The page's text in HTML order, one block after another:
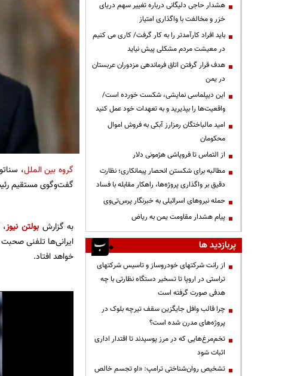
گروه بین الملل،
گفت‌وگوی مستقیم
به گزارشبولتن نیوز
ایرانی‌ها تلفنی
خواهد افتاد.
هشدار حاجی دلیگانی درباره تغییر سهم دریای
خزر و مخالفت با واگذاری امتیاز
باید افراد کارآمدتر را به کار گرفت/ کاری می کنیم
در معیشت مردم مشکلی پیش نیاید
هدف قرار گرفتن اتاق‌ فرماندهی مزدوران عربستان
در یمن
این دیپلماسی نمایشی، شکست خورده است/
واقعیت‌ها را بپذیرید و به تعهدات خود عمل کنید
امید مالباختگان رمزارز آبکی به فروش اموال
محکومان
از التماس تا فروپاشی هژمونی دلار
مطالبه برای شکستن انحصار پیمانکاری؛ نظارت
دقیق بر واگذاری پروژه‌ها، راهکار مقابله با فساد
حمله نیروهای اسرائیلی به خبرنگار پرس‌تی‌وی
پیام هشدار مقاومت یمن به ریاض
پربازدید ها
از رانت‌ شرکتهای خودروساز و تاسیس شرکتهای
تراستی در اروپا تا تسخیر دستگاه نظارتی با چه
هدفی صورت گرفته است
چرا قالب وافل جایگزین سقف تیرچه بلوک در
پروژه‌های مدرن شده است؟
تخم‌مرغ‌هایی که در مرز پوسیدند تا اقتدار اداری
اثبات شود
تشخیص روان‌شناختی ترامپ: «او تجسم خالص